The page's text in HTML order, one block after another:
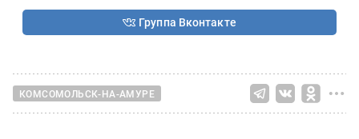
Группа Вконтакте
КОМСОМОЛЬСК-НА-АМУРЕ